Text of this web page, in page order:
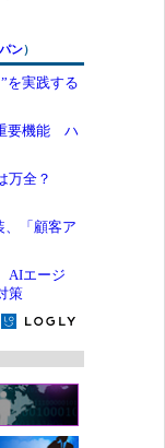
ン）
を実践する
要機能 ハ
万全？
、「顧客ア
AIエージ
策